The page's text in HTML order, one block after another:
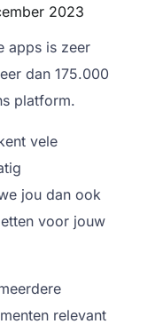
2023
apps is zeer
dan 175.000
platform.
vele
jou dan ook
voor jouw
relevant